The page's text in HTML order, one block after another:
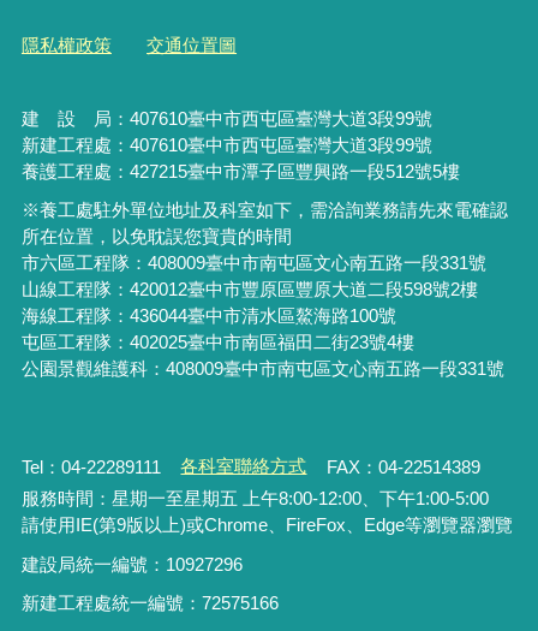
隱私權政策 交通位置圖
建 設 局： 407610臺中市西屯區臺灣大道3段99號
新建工程處：407610臺中市西屯區臺灣大道3段99號
養護工程處：427215臺中市潭子區豐興路一段512號5樓
※養工處駐外單位地址及科室如下，需洽詢業務請先來電確認
所在位置，以免耽誤您寶貴的時間
市六區工程隊：408009臺中市南屯區文心南五路一段331號
山線工程隊：420012臺中市豐原區豐原大道二段598號2樓
海線工程隊：436044臺中市清水區鰲海路100號
屯區工程隊：402025臺中市南區福田二街23號4樓
公園景觀維護科：408009臺中市南屯區文心南五路一段331號
Tel：04-22289111 各科室聯絡方式
FAX：04-22514389
服務時間：星期一至星期五 上午8:00-12:00、下午1:00-5:00
請使用IE(第9版以上)或Chrome、FireFox、Edge等瀏覽器瀏覽
建設局統一編號：10927296
新建工程處統一編號 ： 72575166